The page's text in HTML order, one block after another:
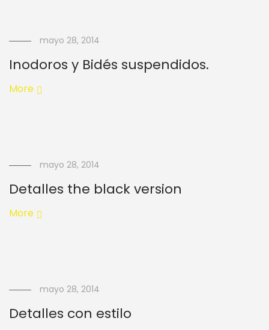
mayo 28, 2014
Inodoros y Bidés suspendidos.
More
mayo 28, 2014
Detalles the black version
More
mayo 28, 2014
Detalles con estilo